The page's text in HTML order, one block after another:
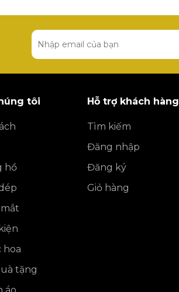
tôi
hồ
hoa
tặng
áo
Hỗ trợ khách hàng
Tìm kiếm
Đăng nhập
Đăng ký
Giỏ hàng